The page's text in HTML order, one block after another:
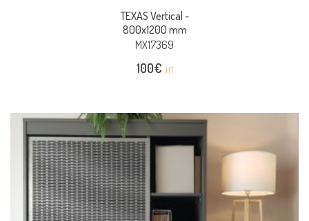
TEXAS Vertical -
800x1200 mm
MX17369
100€ HT